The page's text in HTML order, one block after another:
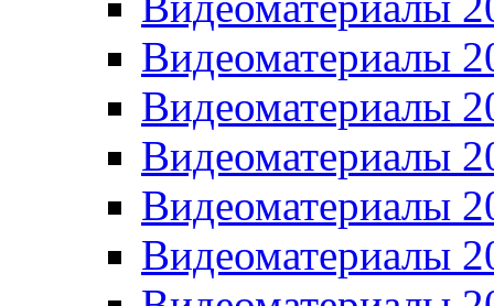
Видеоматериалы
Видеоматериалы
Видеоматериалы
Видеоматериалы
Видеоматериалы